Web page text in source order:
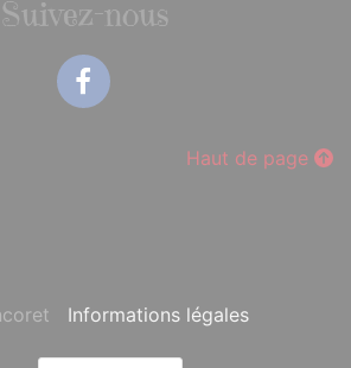
Suivez-nous
Haut de page
Informations légales